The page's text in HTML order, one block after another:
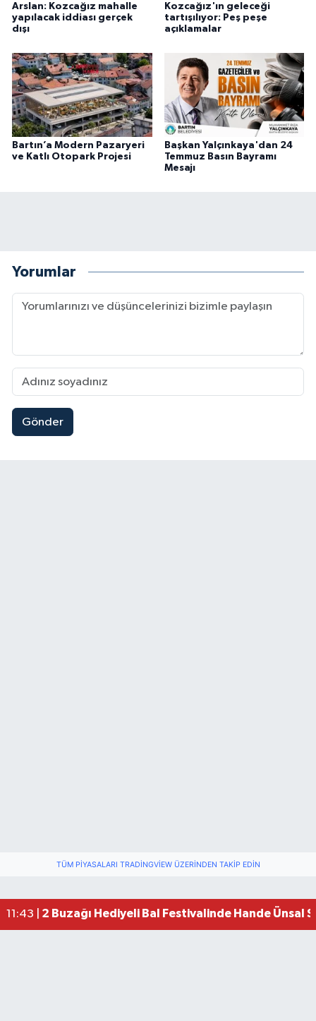
Arslan: Kozcağız mahalle
yapılacak iddiası gerçek
dışı
Kozcağız'ın geleceği
tartışılıyor: Peş peşe
açıklamalar
Bartın’a Modern Pazaryeri
ve Katlı Otopark Projesi
Başkan Yalçınkaya'dan 24
Temmuz Basın Bayramı
Mesajı
Yorumlar
Gönder
TÜM PIYASALARI TRADINGVIEW ÜZERINDEN TAKIP EDIN
11:43 | 2 Buzağı Hediyeli Bal Festivalinde Hande Ünsal